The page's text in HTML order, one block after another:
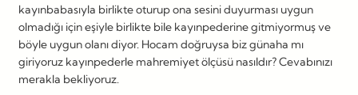
kayınbabasıyla birlikte oturup ona sesini duyurması uygun
olmadığı için eşiyle birlikte bile kayınpederine gitmiyormuş ve
böyle uygun olanı diyor. Hocam doğruysa biz günaha mı
giriyoruz kayınpederle mahremiyet ölçüsü nasıldır? Cevabınızı
merakla bekliyoruz.